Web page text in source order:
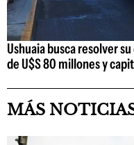
Ushuaia busca resolver
de U$S 80 millones y
MÁS